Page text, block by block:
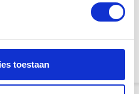
toestaan
€ 38,99